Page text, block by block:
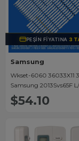
PEŞIN FIYATINA3
Samsung
Wkset-6060 36033X11
Samsung 2013Svs65F
Adet Led Bar
$54.10